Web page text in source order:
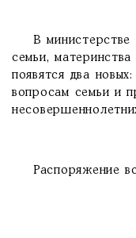
В министерстве
семьи,
появятся два
вопросам семьи и
Распоряжение